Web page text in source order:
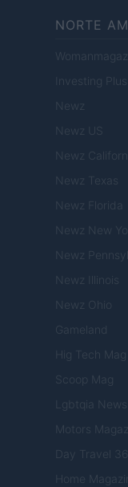
NORTE
Investing Plus
Newz
Newz US
Newz
Newz Texas
Newz Florida
Newz New
Newz
Newz Illinois
Newz Ohio
Gameland
Hig Tech Mag
Scoop Mag
Lgbtqia News
Motors
Day Travel
Home